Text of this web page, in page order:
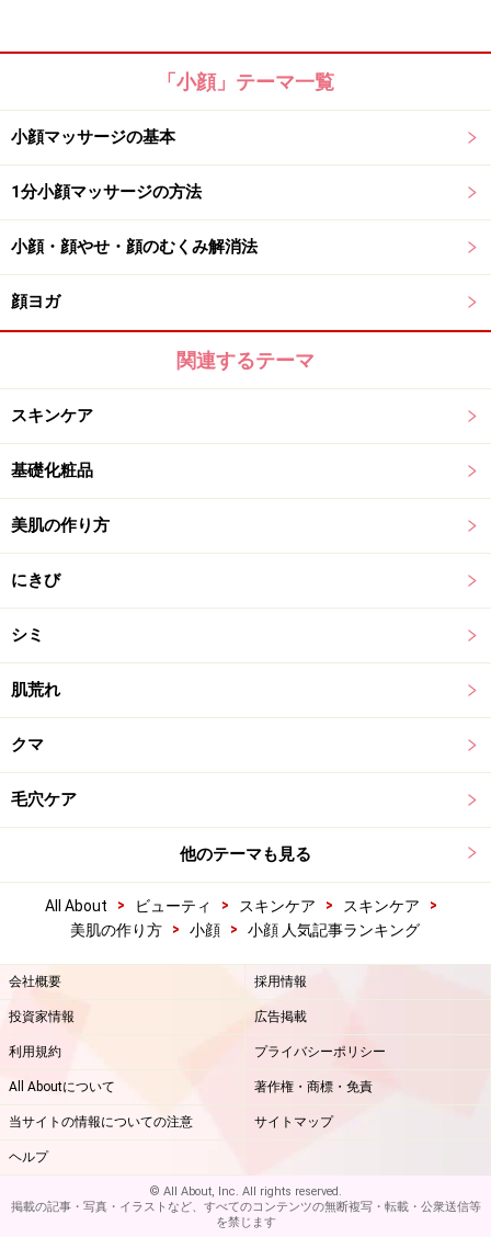
「小顔」テーマ一覧
小顔マッサージの基本
1分小顔マッサージの方法
小顔・顔やせ・顔のむくみ解消法
顔ヨガ
関連するテーマ
スキンケア
基礎化粧品
美肌の作り方
にきび
シミ
肌荒れ
クマ
毛穴ケア
他のテーマも見る
All About > ビューティ > スキンケア > スキンケア
>
美肌の作り方
> 小顔 > 小顔 人気記事ランキング
会社概要 採用情報
投資家情報 広告掲載
利用規約 プライバシーポリシー
All Aboutについて 著作権・商標・免責
当サイトの情報についての注意 サイトマップ
ヘルプ
© All About, Inc. All rights reserved.
掲載の記事・写真・イラストなど、すべてのコンテンツの無断複写・転載・公衆送信等
を禁じます